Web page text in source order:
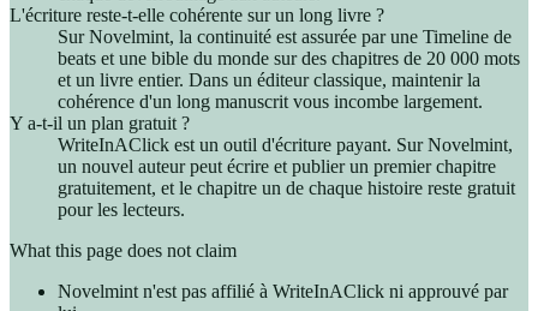
L'écriture reste-t-elle cohérente sur un long livre ?
Sur Novelmint, la continuité est assurée par une Timeline de
beats et une bible du monde sur des chapitres de 20 000 mots
et un livre entier. Dans un éditeur classique, maintenir la
cohérence d'un long manuscrit vous incombe largement.
Y a-t-il un plan gratuit ?
WriteInAClick est un outil d'écriture payant. Sur Novelmint,
un nouvel auteur peut écrire et publier un premier chapitre
gratuitement, et le chapitre un de chaque histoire reste gratuit
pour les lecteurs.
What this page does not claim
Novelmint n'est pas affilié à WriteInAClick ni approuvé par